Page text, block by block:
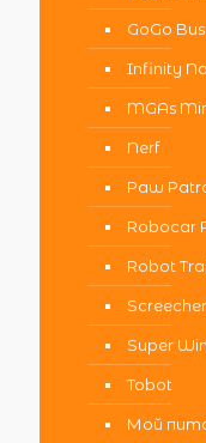
GoGo Bus
Infinity
MGAs
Nerf
Paw
Robocar
Robot
Super
Tobot
Мой